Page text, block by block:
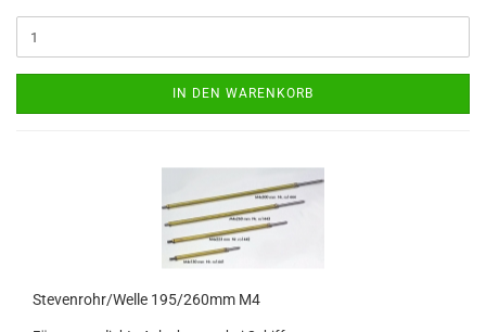
IN DEN WARENKORB
Stevenrohr/Welle 195/260mm M4